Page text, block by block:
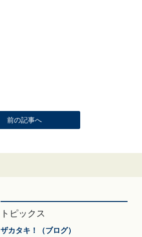
前の記事へ
トピックス
ザカタキ！（ブログ）